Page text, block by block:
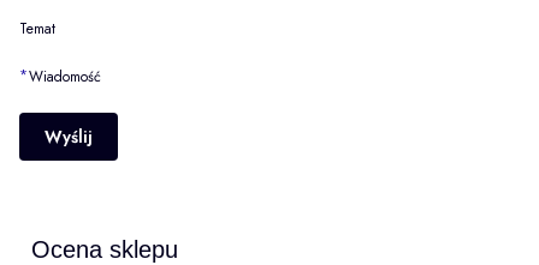
Temat
*Wiadomość
Wyślij
Ocena sklepu